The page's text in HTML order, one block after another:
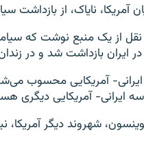
نایاک، از بازداشت
نقل از یک منبع نوشت که
در ایران بازداشت شد و در
آمریکایی محسوب
آمریکایی دیگری
شهروند دیگر آمریکا،